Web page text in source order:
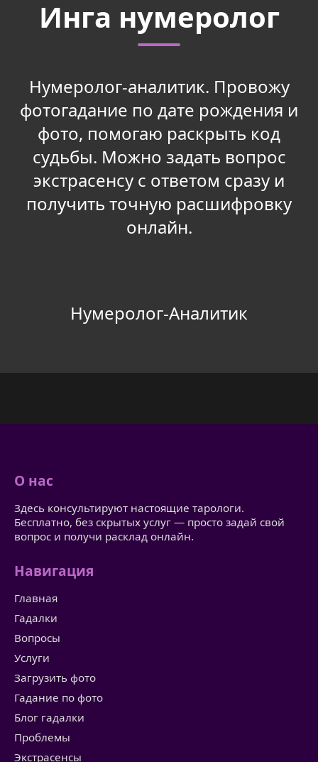
Инга нумеролог
Нумеролог-аналитик. Провожу
фотогадание по дате рождения и
фото, помогаю раскрыть код
судьбы. Можно задать вопрос
экстрасенсу с ответом сразу и
получить точную расшифровку
онлайн.
Нумеролог-Аналитик
О нас
Здесь консультируют настоящие тарологи.
Бесплатно, без скрытых услуг — просто задай свой
вопрос и получи расклад онлайн.
Навигация
Главная
Гадалки
Вопросы
Услуги
Загрузить фото
Гадание по фото
Блог гадалки
Проблемы
Экстрасенсы